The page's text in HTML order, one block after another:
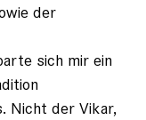
der
sich mir ein
Nicht der Vikar,